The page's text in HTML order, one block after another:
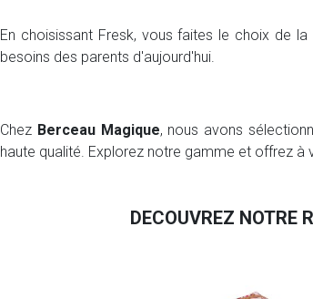
En choisissant Fresk, vous faites le choix de la
besoins des parents d'aujourd'hui.
Chez Berceau Magique, nous avons
haute qualité. Explorez notre gamme et offrez à
DECOUVREZ NOTRE